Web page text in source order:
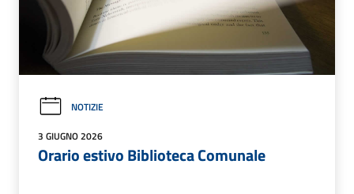
NOTIZIE
3 GIUGNO 2026
Orario estivo Biblioteca Comunale